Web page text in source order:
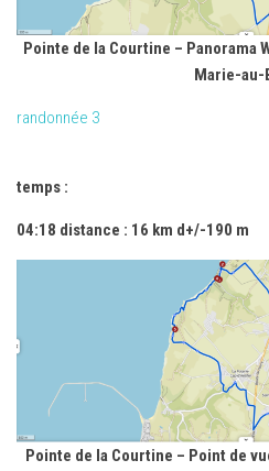
Pointe de la Courtine – Panorama
Marie-au-
randonnée 3
temps :
04:18 distance : 16 km d+/-190 m
Pointe de la Courtine – Point de